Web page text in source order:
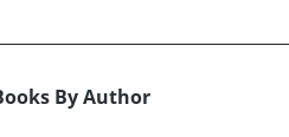
By Author